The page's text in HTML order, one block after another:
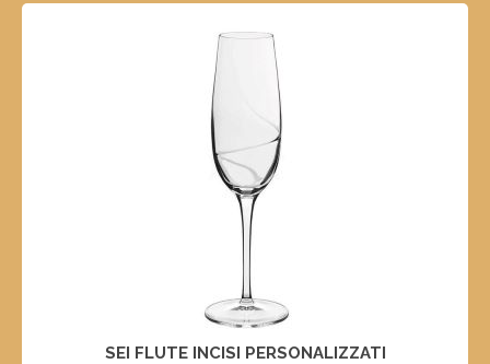
SEI FLUTE INCISI PERSONALIZZATI